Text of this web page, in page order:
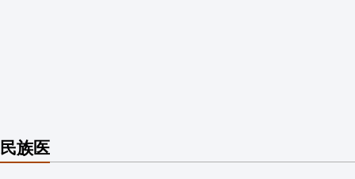
民族医